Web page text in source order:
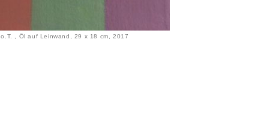
o.T. , Öl auf Leinwand, 29 x 18 cm, 2017